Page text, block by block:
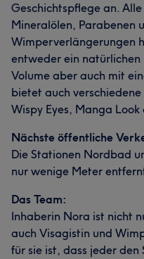
Geschichtspflege an.
Mineralölen, Parabenen
Wimperverlängerungen
entweder ein
Volume aber auch mit
bietet auch
Wispy Eyes, Manga
Nächste öffentliche
Die Stationen Nordbad
nur wenige Meter
Das Team:
Inhaberin Nora ist nicht
auch Visagistin und
für sie ist, dass jeder